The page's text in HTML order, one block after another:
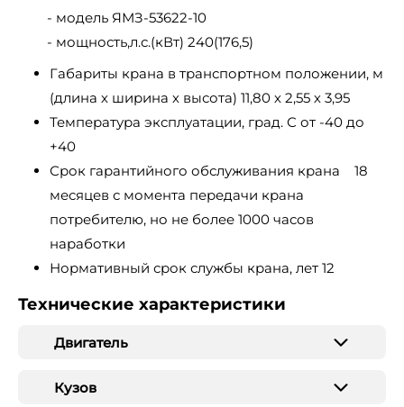
- модель ЯМЗ-53622-10
- мощность,л.с.(кВт) 240(176,5)
Габариты крана в транспортном положении, м
(длина х ширина х высота) 11,80 х 2,55 х 3,95
Температура эксплуатации, град. С от -40 до
+40
Срок гарантийного обслуживания крана 18
месяцев с момента передачи крана
потребителю, но не более 1000 часов
наработки
Нормативный срок службы крана, лет 12
Технические характеристики
Двигатель
Кузов